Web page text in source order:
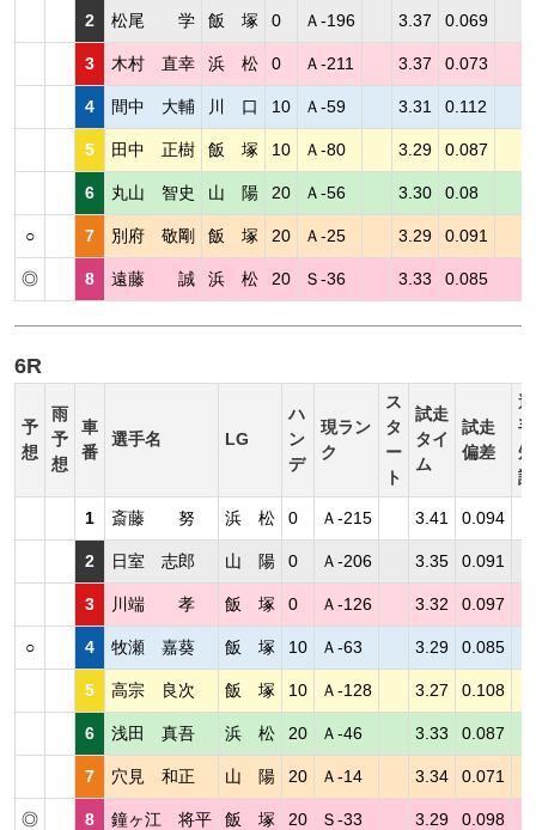
2 松尾 学 飯 塚 0 Ａ-196 3.37 0.069
3 木村 直幸 浜 松 0 Ａ-211 3.37 0.073
4 間中 大輔 川 口 10 Ａ-59 3.31 0.112
5 田中 正樹 飯 塚 10 Ａ-80 3.29 0.087
6 丸山 智史 山 陽 20 Ａ-56 3.30 0.08
○ 7 別府 敬剛 飯 塚 20 Ａ-25 3.29 0.091
◎ 8 遠藤 誠 浜 松 20 Ｓ-36 3.33 0.085
6R
予
想
雨
予
想
車
番
選手名 LG
ハ
ン
デ
現ラン
ク
ス
タ
ー
ト
試走
タイ
ム
試走
偏差
選
手
短
評
1 斎藤 努 浜 松 0 Ａ-215 3.41 0.094
2 日室 志郎 山 陽 0 Ａ-206 3.35 0.091
3 川端 孝 飯 塚 0 Ａ-126 3.32 0.097
○ 4 牧瀬 嘉葵 飯 塚 10 Ａ-63 3.29 0.085
5 高宗 良次 飯 塚 10 Ａ-128 3.27 0.108
6 浅田 真吾 浜 松 20 Ａ-46 3.33 0.087
7 穴見 和正 山 陽 20 Ａ-14 3.34 0.071
◎ 8 鐘ヶ江 将平 飯 塚 20 Ｓ-33 3.29 0.098